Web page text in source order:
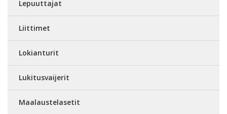
Lepuuttajat
Liittimet
Lokianturit
Lukitusvaijerit
Maalaustelasetit